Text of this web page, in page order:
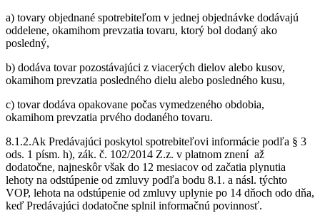
a) tovary objednané spotrebiteľom v jednej objednávke dodávajú
oddelene, okamihom prevzatia tovaru, ktorý bol dodaný ako
posledný,
b) dodáva tovar pozostávajúci z viacerých dielov alebo kusov,
okamihom prevzatia posledného dielu alebo posledného kusu,
c) tovar dodáva opakovane počas vymedzeného obdobia,
okamihom prevzatia prvého dodaného tovaru.
8.1.2.Ak Predávajúci poskytol spotrebiteľovi informácie podľa § 3
ods. 1 písm. h), zák. č. 102/2014 Z.z. v platnom znení až
dodatočne, najneskôr však do 12 mesiacov od začatia plynutia
lehoty na odstúpenie od zmluvy podľa bodu 8.1. a násl. týchto
VOP, lehota na odstúpenie od zmluvy uplynie po 14 dňoch odo dňa,
keď Predávajúci dodatočne splnil informačnú povinnosť.